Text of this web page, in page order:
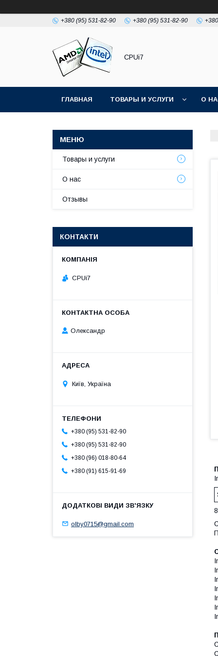
+380 (95) 531-82-90 +380 (95) 531-82-90
CPUi7
ГЛАВНАЯ ТОВАРЫ И УСЛУГИ О
Товары и услуги
О нас
Отзывы
КОНТАКТИ
CPUi7
Олександр
Київ, Україна
+380 (95) 531-82-90
+380 (95) 531-82-90
+380 (96) 018-80-64
+380 (91) 615-91-69
olby0715@gmail.com